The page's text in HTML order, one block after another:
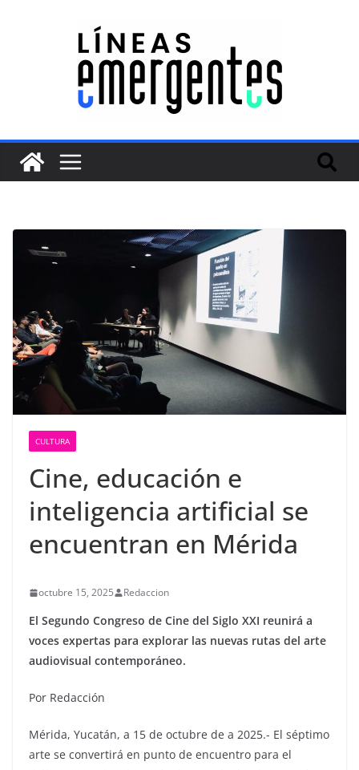
CULTURA
Cine, educación e
inteligencia artificial se
encuentran en Mérida
octubre 15, 2025 Redaccion
El Segundo Congreso de Cine del Siglo XXI reunirá a
voces expertas para explorar las nuevas rutas del arte
audiovisual contemporáneo.
Por Redacción
Mérida, Yucatán, a 15 de octubre de a 2025.- El séptimo
arte se convertirá en punto de encuentro para el